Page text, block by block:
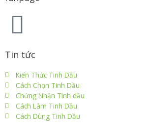
Tin tức
Kiến Thức Tinh Dầu
Cách Chọn Tinh Dầu
Chứng Nhận Tinh dầu
Cách Làm Tinh Dầu
Cách Dùng Tinh Dầu